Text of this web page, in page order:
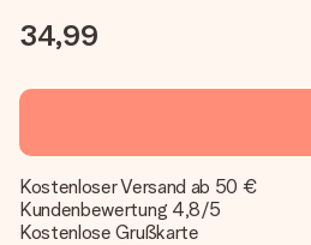
34,99
Kostenloser Versand ab 50 €
Kundenbewertung 4,8/5
Kostenlose Grußkarte